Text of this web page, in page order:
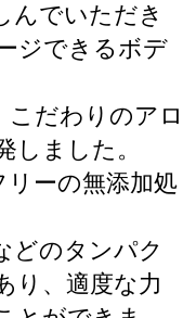
んでいただき
ジできるボデ
こだわりのアロ
しました。
リーの無添加処
どのタンパク
り、適度な力